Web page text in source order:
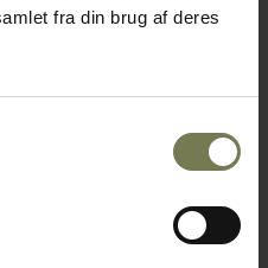
fra din brug af deres